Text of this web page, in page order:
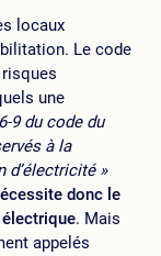
locaux
Le code
une
9 du code du
à la
d’électricité »
donc le
. Mais
appelés